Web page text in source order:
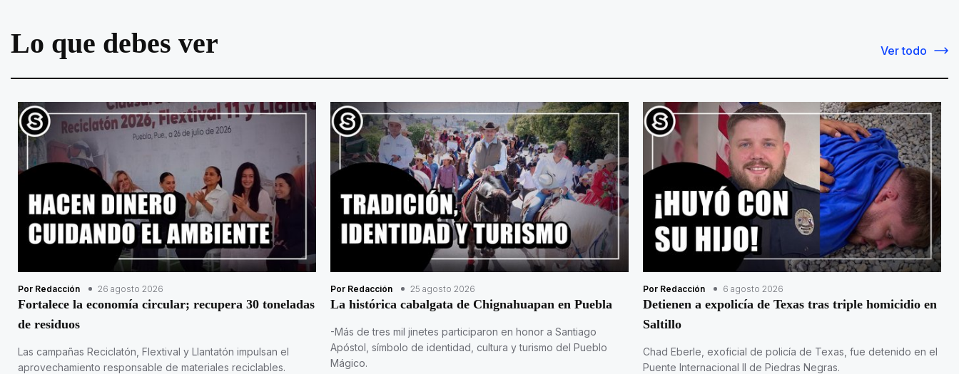
Lo que debes ver Ver todo
Por Redacción 26 agosto 2026
Fortalece la economía circular; recupera 30 toneladas
de residuos
Las campañas Reciclatón, Flextival y Llantatón impulsan el
aprovechamiento responsable de materiales reciclables.
Por Redacción 25 agosto 2026
La histórica cabalgata de Chignahuapan en Puebla
-Más de tres mil jinetes participaron en honor a Santiago
Apóstol, símbolo de identidad, cultura y turismo del Pueblo
Mágico.
Por Redacción 6 agosto 2026
Detienen a expolicía de Texas tras triple homicidio en
Saltillo
Chad Eberle, exoficial de policía de Texas, fue detenido en el
Puente Internacional II de Piedras Negras.